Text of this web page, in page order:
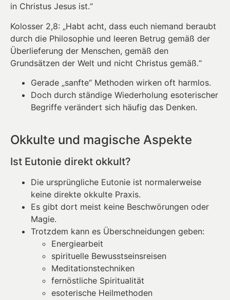
in Christus Jesus ist.“
Kolosser 2,8: „Habt acht, dass euch niemand beraubt
durch die Philosophie und leeren Betrug gemäß der
Überlieferung der Menschen, gemäß den
Grundsätzen der Welt und nicht Christus gemäß.“
Gerade „sanfte“ Methoden wirken oft harmlos.
Doch durch ständige Wiederholung esoterischer
Begriffe verändert sich häufig das Denken.
Okkulte und magische Aspekte
Ist Eutonie direkt okkult?
Die ursprüngliche Eutonie ist normalerweise
keine direkte okkulte Praxis.
Es gibt dort meist keine Beschwörungen oder
Magie.
Trotzdem kann es Überschneidungen geben:
Energiearbeit
spirituelle Bewusstseinsreisen
Meditationstechniken
fernöstliche Spiritualität
esoterische Heilmethoden